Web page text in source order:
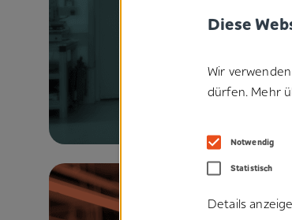
Diese
Wir
dürfen. Mehr
Notwendig
Statistisch
Details